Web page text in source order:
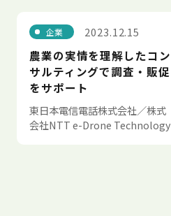
企業 2023.12.15
農業の実情を理解したコン
サルティングで調査・販促
をサポート
東日本電信電話株式会社／株式
会社NTT e-Drone Technology